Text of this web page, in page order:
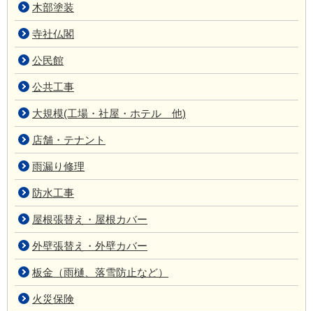
木部塗装
寺社仏閣
公民館
公共工事
大規模(工場・社屋・ホテル 他)
店舗・テナント
雨漏り修理
防水工事
屋根張替え・屋根カバー
外壁張替え・外壁カバー
板金（雨樋、落雪防止など）
火災保険